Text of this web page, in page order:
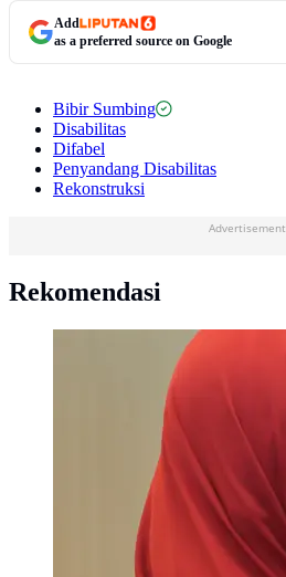
Add
as a preferred source on Google
Bibir Sumbing
Disabilitas
Difabel
Penyandang Disabilitas
Rekonstruksi
Advertisement
Rekomendasi